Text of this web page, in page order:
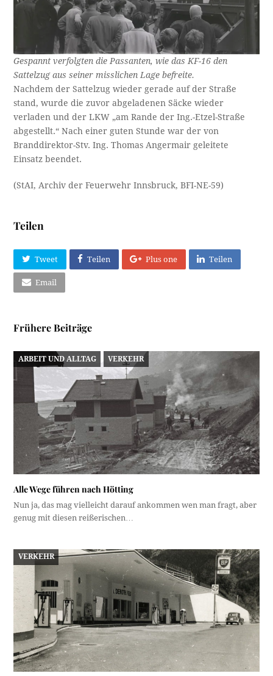
Gespannt verfolgten die Passanten, wie das KF-16 den
Sattelzug aus seiner misslichen Lage befreite.
Nachdem der Sattelzug wieder gerade auf der Straße
stand, wurde die zuvor abgeladenen Säcke wieder
verladen und der LKW „am Rande der Ing.-Etzel-Straße
abgestellt.“ Nach einer guten Stunde war der von
Branddirektor-Stv. Ing. Thomas Angermair geleitete
Einsatz beendet.
(StAI, Archiv der Feuerwehr Innsbruck, BFI-NE-59)
Teilen
Tweet Teilen Plus one Teilen
Email
Frühere Beiträge
ARBEIT UND ALLTAG VERKEHR
Alle Wege führen nach Hötting
Nun ja, das mag vielleicht darauf ankommen wen man fragt, aber
genug mit diesen reißerischen…
VERKEHR